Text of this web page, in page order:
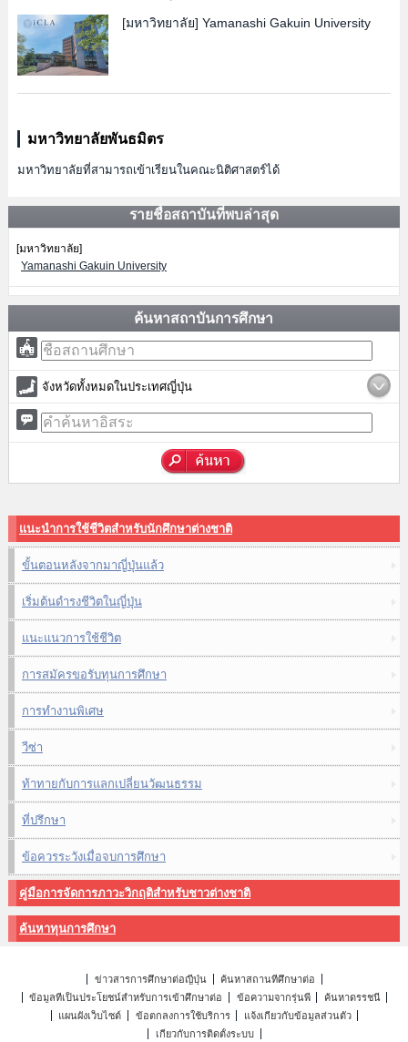
[มหาวิทยาลัย] Yamanashi Gakuin University
มหาวิทยาลัยพันธมิตร
มหาวิทยาลัยที่สามารถเข้าเรียนในคณะนิติศาสตร์ได้
รายชื่อสถาบันที่พบล่าสุด
[มหาวิทยาลัย]
Yamanashi Gakuin University
ค้นหาสถาบันการศึกษา
จังหวัดทั้งหมดในประเทศญี่ปุ่น
แนะนำการใช้ชีวิตสำหรับนักศึกษาต่างชาติ
ขั้นตอนหลังจากมาญี่ปุ่นแล้ว
เริ่มต้นดำรงชีวิตในญี่ปุ่น
แนะแนวการใช้ชีวิต
การสมัครขอรับทุนการศึกษา
การทำงานพิเศษ
วีซ่า
ท้าทายกับการแลกเปลี่ยนวัฒนธรรม
ที่ปรึกษา
ข้อควรระวังเมื่อจบการศึกษา
คู่มือการจัดการภาวะวิกฤติสำหรับชาวต่างชาติ
ค้นหาทุนการศึกษา
ข่าวสารการศึกษาต่อญี่ปุ่น
ค้นหาสถานที่ศึกษาต่อ
ข้อมูลที่เป็นประโยชน์สำหรับการเข้าศึกษาต่อ
ข้อความจากรุ่นพี่
ค้นหาดรรชนี
แผนผังเว็บไซต์
ข้อตกลงการใช้บริการ
แจ้งเกี่ยวกับข้อมูลส่วนตัว
เกี่ยวกับการติดตั้งระบบ